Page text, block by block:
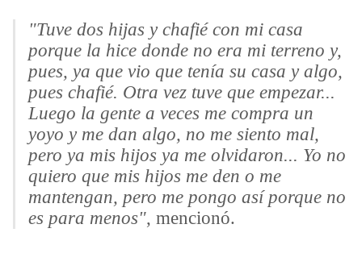
"Tuve dos hijas y chafié con mi casa
porque la hice donde no era mi terreno y,
pues, ya que vio que tenía su casa y algo,
pues chafié. Otra vez tuve que empezar...
Luego la gente a veces me compra un
yoyo y me dan algo, no me siento mal,
pero ya mis hijos ya me olvidaron... Yo no
quiero que mis hijos me den o me
mantengan, pero me pongo así porque no
es para menos", mencionó.